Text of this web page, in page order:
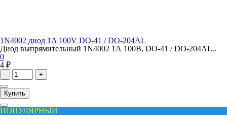
1N4002 диод 1A 100V DO-41 / DO-204AL
Диод выпрямительный 1N4002 1А 100В, DO-41 / DO-204AL..
0
4 ₽
- +
Купить
ПОПУЛЯРНЫЙ